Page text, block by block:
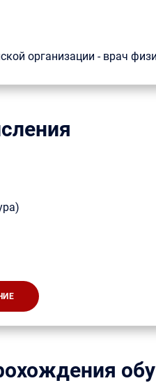
организации - врач